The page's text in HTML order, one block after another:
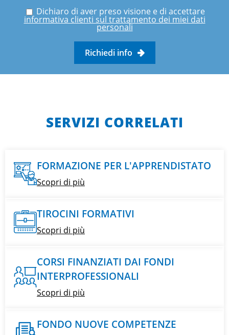
Dichiaro di aver preso visione e di accettare
informativa clienti sul trattamento dei miei dati
personali
Richiedi info
SERVIZI CORRELATI
FORMAZIONE PER L'APPRENDISTATO
Scopri di più
TIROCINI FORMATIVI
Scopri di più
CORSI FINANZIATI DAI FONDI
INTERPROFESSIONALI
Scopri di più
FONDO NUOVE COMPETENZE